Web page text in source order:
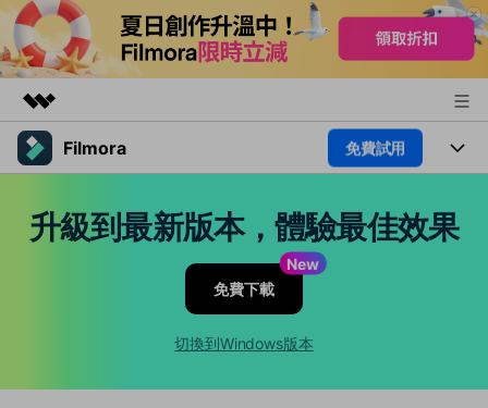
精選產品
實用工具
總覽
Filmora 免費試用
文字
升級到最新版本，體驗最佳效果
New
免費下載
切換到Windows版本